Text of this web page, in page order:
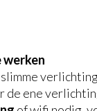
werken
de ene